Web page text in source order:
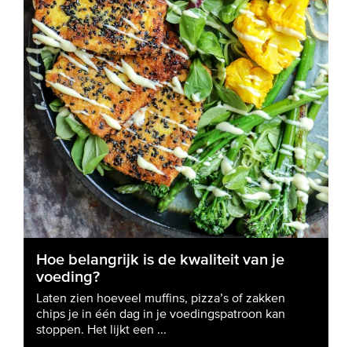
Hoe belangrijk is de kwaliteit van je
voeding?
Laten zien hoeveel muffins, pizza’s of zakken
chips je in één dag in je voedingspatroon kan
stoppen. Het lijkt een ...